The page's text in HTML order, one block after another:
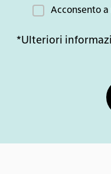
Acconsento
*Ulteriori